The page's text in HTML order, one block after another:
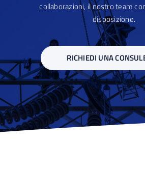
collaborazioni, il nostro team
disposizione.
RICHIEDI UNA